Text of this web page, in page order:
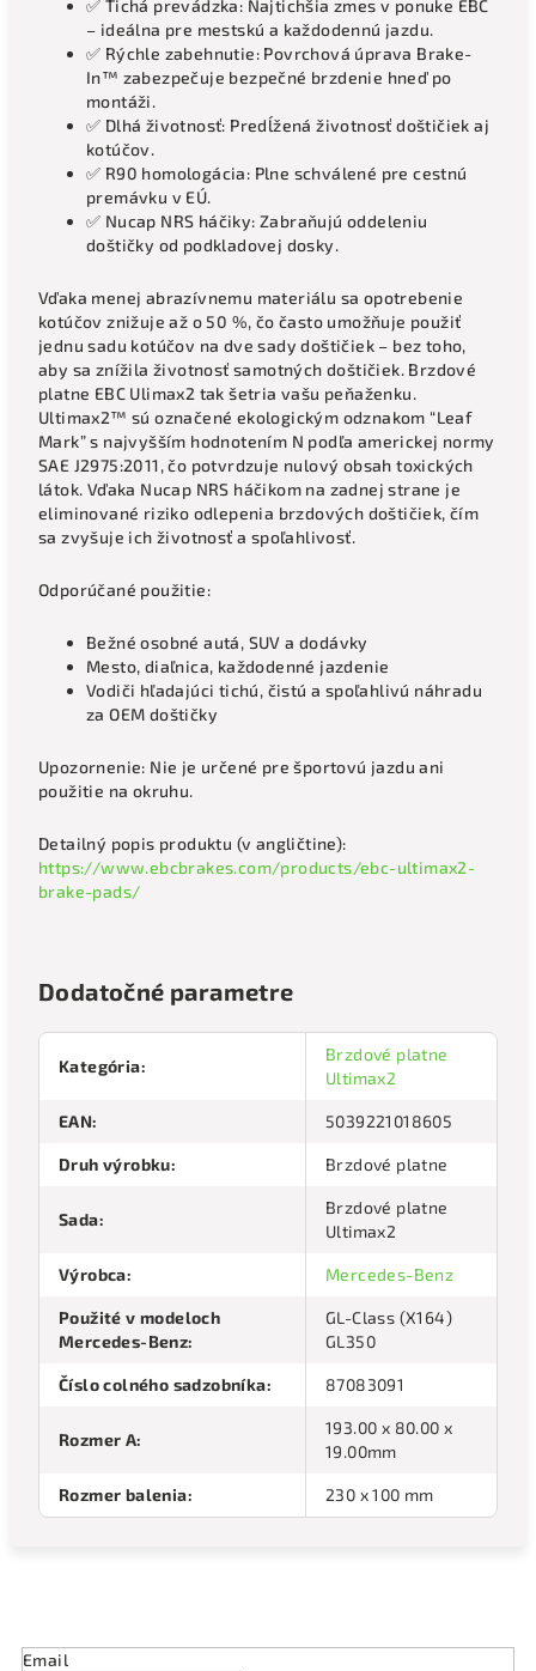
✅ Tichá prevádzka: Najtichšia zmes v ponuke EBC
– ideálna pre mestskú a každodennú jazdu.
✅ Rýchle zabehnutie: Povrchová úprava Brake-
In™ zabezpečuje bezpečné brzdenie hneď po
montáži.
✅ Dlhá životnosť: Predĺžená životnosť doštičiek aj
kotúčov.
✅ R90 homologácia: Plne schválené pre cestnú
premávku v EÚ.
✅ Nucap NRS háčiky: Zabraňujú oddeleniu
doštičky od podkladovej dosky.
Vďaka menej abrazívnemu materiálu sa opotrebenie
kotúčov znižuje až o 50 %, čo často umožňuje použiť
jednu sadu kotúčov na dve sady doštičiek – bez toho,
aby sa znížila životnosť samotných doštičiek. Brzdové
platne EBC Ulimax2 tak šetria vašu peňaženku.
Ultimax2™ sú označené ekologickým odznakom “Leaf
Mark” s najvyšším hodnotením N podľa americkej normy
SAE J2975:2011, čo potvrdzuje nulový obsah toxických
látok. Vďaka Nucap NRS háčikom na zadnej strane je
eliminované riziko odlepenia brzdových doštičiek, čím
sa zvyšuje ich životnosť a spoľahlivosť.
Odporúčané použitie:
Bežné osobné autá, SUV a dodávky
Mesto, diaľnica, každodenné jazdenie
Vodiči hľadajúci tichú, čistú a spoľahlivú náhradu
za OEM doštičky
Upozornenie: Nie je určené pre športovú jazdu ani
použitie na okruhu.
Detailný popis produktu (v angličtine):
https://www.ebcbrakes.com/products/ebc-ultimax2-
brake-pads/
Dodatočné parametre
Kategória:
Brzdové platne
Ultimax2
EAN: 5039221018605
Druh výrobku: Brzdové platne
Sada:
Brzdové platne
Ultimax2
Výrobca: Mercedes-Benz
Použité v modeloch
Mercedes-Benz:
GL-Class (X164)
GL350
Číslo colného sadzobníka: 87083091
Rozmer A:
193.00 x 80.00 x
19.00mm
Rozmer balenia: 230 x 100 mm
Email